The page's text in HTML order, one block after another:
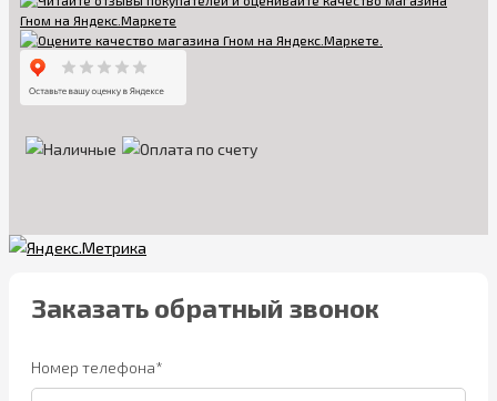
Заказать обратный звонок
Номер телефона*